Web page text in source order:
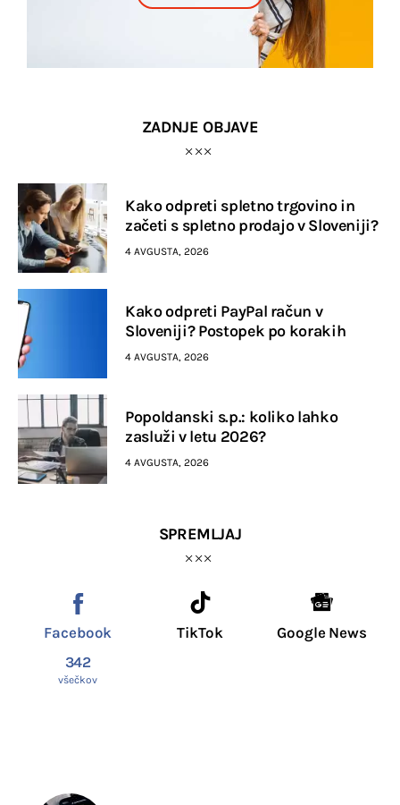
ZADNJE OBJAVE
Kako odpreti spletno trgovino in
začeti s spletno prodajo v Sloveniji?
4 AVGUSTA, 2026
Kako odpreti PayPal račun v
Sloveniji? Postopek po korakih
4 AVGUSTA, 2026
Popoldanski s.p.: koliko lahko
zasluži v letu 2026?
4 AVGUSTA, 2026
SPREMLJAJ
Facebook
342
všečkov
TikTok Google News